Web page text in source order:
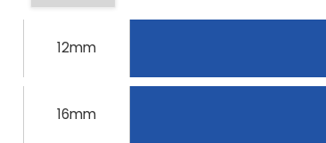
12mm
16mm